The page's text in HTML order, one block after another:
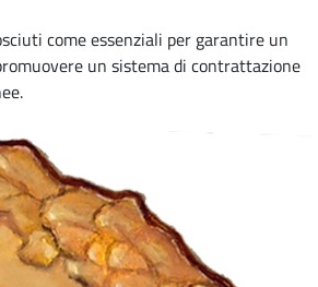
come essenziali per garantire un
un sistema di contrattazione